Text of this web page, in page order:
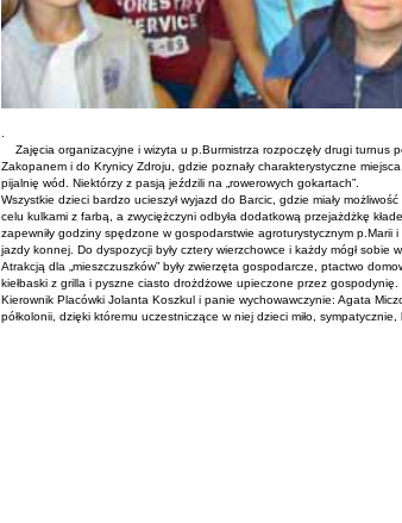
.
Zajęcia organizacyjne i wizyta u p.Burmistrza rozpoczęły drugi turnus
Zakopanem i do Krynicy Zdroju, gdzie poznały charakterystyczne
pijalnię wód. Niektórzy z pasją jeździli na „rowerowych gokartach”.
Wszystkie dzieci bardzo ucieszył wyjazd do Barcic, gdzie miały
celu kulkami z farbą, a zwyciężczyni odbyła dodatkową przejażdżkę
zapewniły godziny spędzone w gospodarstwie agroturystycznym p.Marii
jazdy konnej. Do dyspozycji były cztery wierzchowce i każdy mógł sobie
Atrakcją dla „mieszczuszków” były zwierzęta gospodarcze, ptactwo
kiełbaski z grilla i pyszne ciasto drożdżowe upieczone przez gospodynię.
Kierownik Placówki Jolanta Koszkul i panie wychowawczynie: Agata
półkolonii, dzięki któremu uczestniczące w niej dzieci miło,